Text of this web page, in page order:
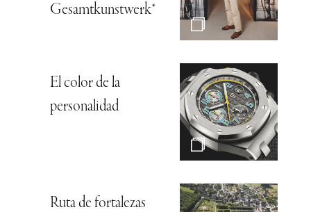
Gesamtkunstwerk*
El color de la
personalidad
Ruta de fortalezas